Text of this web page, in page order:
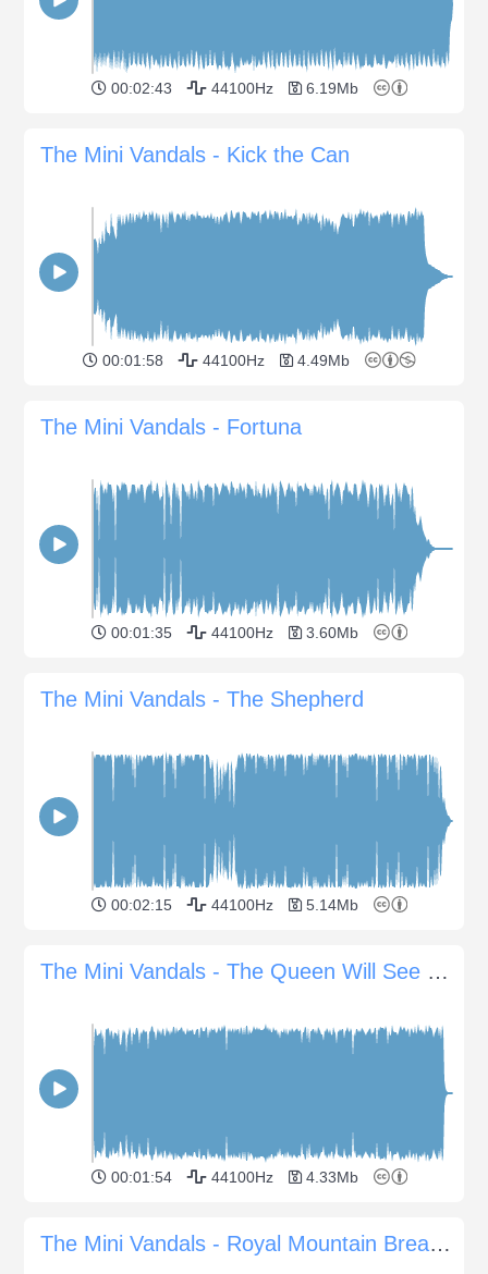
00:02:43 44100Hz 6.19Mb
The Mini Vandals - Kick the Can
00:01:58 44100Hz 4.49Mb
The Mini Vandals - Fortuna
00:01:35 44100Hz 3.60Mb
The Mini Vandals - The Shepherd
00:02:15 44100Hz 5.14Mb
The Mini Vandals - The Queen Will See You
00:01:54 44100Hz 4.33Mb
The Mini Vandals - Royal Mountain Breakdown